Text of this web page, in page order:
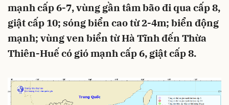
mạnh cấp 6-7, vùng gần tâm bão đi qua cấp 8,
giật cấp 10; sóng biển cao từ 2-4m; biển động
mạnh; vùng ven biển từ Hà Tĩnh đến Thừa
Thiên-Huế có gió mạnh cấp 6, giật cấp 8.